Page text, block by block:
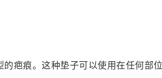
疤痕。这种垫子可以使用在任何部